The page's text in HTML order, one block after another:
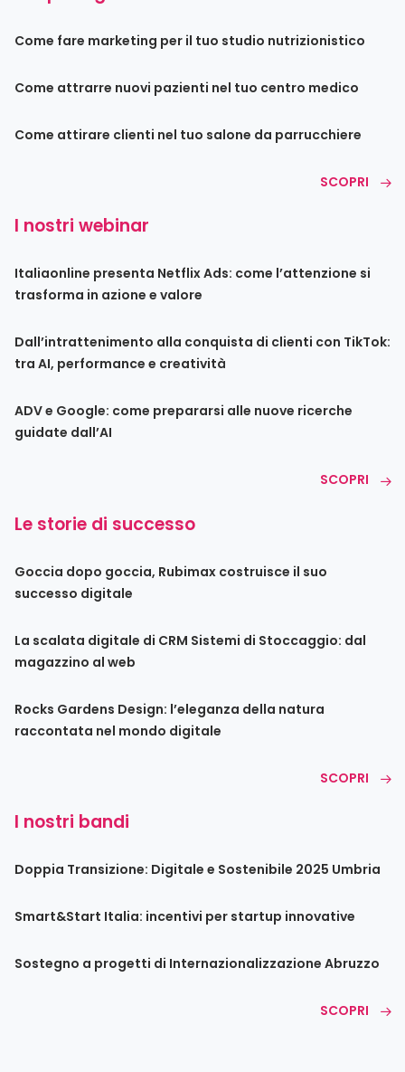
Come fare marketing per il tuo studio nutrizionistico
Come attrarre nuovi pazienti nel tuo centro medico
Come attirare clienti nel tuo salone da parrucchiere
SCOPRI
I nostri webinar
Italiaonline presenta Netflix Ads: come l’attenzione si
trasforma in azione e valore
Dall’intrattenimento alla conquista di clienti con TikTok:
tra AI, performance e creatività
ADV e Google: come prepararsi alle nuove ricerche
guidate dall’AI
SCOPRI
Le storie di successo
Goccia dopo goccia, Rubimax costruisce il suo
successo digitale
La scalata digitale di CRM Sistemi di Stoccaggio: dal
magazzino al web
Rocks Gardens Design: l’eleganza della natura
raccontata nel mondo digitale
SCOPRI
I nostri bandi
Doppia Transizione: Digitale e Sostenibile 2025 Umbria
Smart&Start Italia: incentivi per startup innovative
Sostegno a progetti di Internazionalizzazione Abruzzo
SCOPRI